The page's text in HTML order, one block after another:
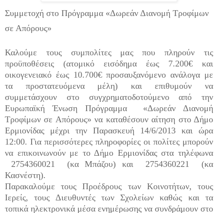
Συμμετοχή στο Πρόγραμμα «Δωρεάν Διανομή Τροφίμων
σε Απόρους»
Καλούμε τους συμπολίτες μας που πληρούν τις
προϋποθέσεις (ατομικό εισόδημα έως 7.200€ και
οικογενειακό έως 10.700€ προσαυξανόμενο ανάλογα με
τα προστατευόμενα μέλη) και επιθυμούν να
συμμετάσχουν στο συγχρηματοδοτούμενο από την
Ευρωπαϊκή Ένωση Πρόγραμμα
«Δωρεάν Διανομή
Τροφίμων σε Απόρους» να καταθέσουν αίτηση στο Δήμο
Ερμιονίδας μέχρι την Παρασκευή 14/6/2013 και ώρα
12:00. Για περισσότερες πληροφορίες οι πολίτες μπορούν
να επικοινωνούν με το Δήμο Ερμιονίδας στα τηλέφωνα
2754360021
(κα Μπάζου) και 2754360221
(κα
Κασνέστη).
Παρακαλούμε τους Προέδρους των Κοινοτήτων, τους
Ιερείς, τους Διευθυντές των Σχολείων καθώς και τα
τοπικά ηλεκτρονικά μέσα ενημέρωσης να συνδράμουν στο